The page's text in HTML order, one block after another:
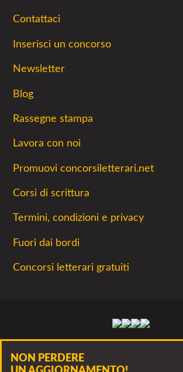
Contattaci
Inserisci un concorso
Newsletter
Blog
Rassegne stampa
Lavora con noi
Promuovi concorsiletterari.net
Corsi di scrittura
Termini, condizioni e privacy
Fuori dai bordi
Concorsi letterari gratuiti
Facebook
Twitter
Instagram
Youtube
permette di respirare
NON PERDERE